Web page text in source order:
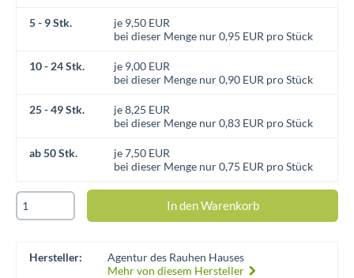
5 - 9 Stk.
je 9,50 EUR
bei dieser Menge nur 0,95 EUR pro Stück
10 - 24 Stk.
je 9,00 EUR
bei dieser Menge nur 0,90 EUR pro Stück
25 - 49 Stk.
je 8,25 EUR
bei dieser Menge nur 0,83 EUR pro Stück
ab 50 Stk.
je 7,50 EUR
bei dieser Menge nur 0,75 EUR pro Stück
Hersteller:
Agentur des Rauhen Hauses
Mehr von diesem Hersteller